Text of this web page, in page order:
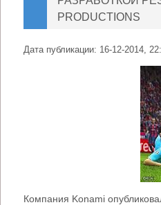
PRODUCTIONS
Дата публикации: 16-12-2014,
Компания Konami